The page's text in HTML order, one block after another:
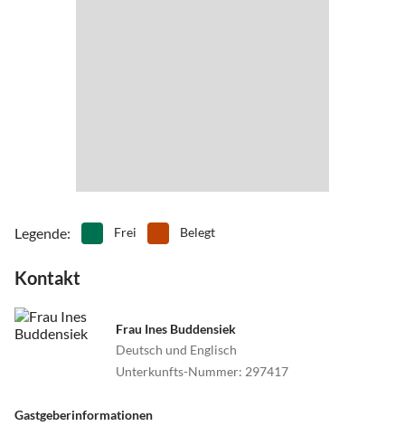
Legende: Frei Belegt
Kontakt
Frau Ines Buddensiek
Deutsch und Englisch
Unterkunfts-Nummer: 297417
Gastgeberinformationen